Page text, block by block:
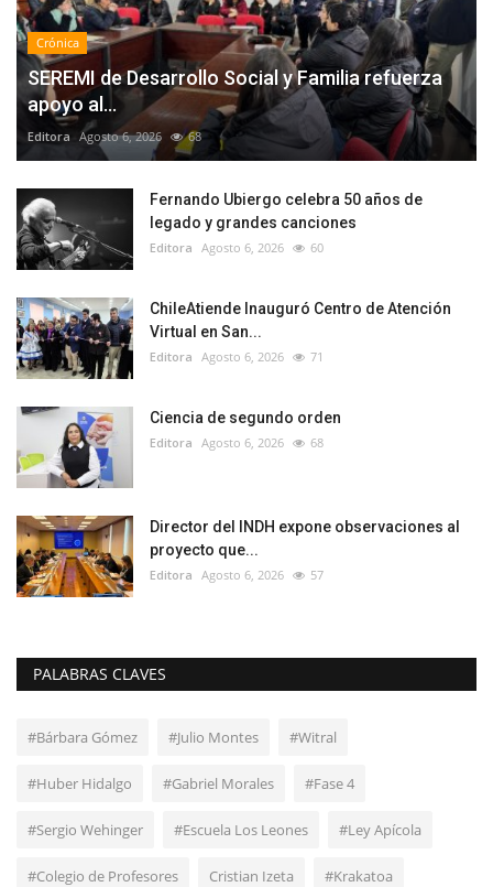
Crónica
SEREMI de Desarrollo Social y Familia refuerza
apoyo al...
Editora Agosto 6, 2026 68
Fernando Ubiergo celebra 50 años de
legado y grandes canciones
Editora Agosto 6, 2026 60
ChileAtiende Inauguró Centro de Atención
Virtual en San...
Editora Agosto 6, 2026 71
Ciencia de segundo orden
Editora Agosto 6, 2026 68
Director del INDH expone observaciones al
proyecto que...
Editora Agosto 6, 2026 57
PALABRAS CLAVES
#Bárbara Gómez #Julio Montes #Witral
#Huber Hidalgo #Gabriel Morales #Fase 4
#Sergio Wehinger #Escuela Los Leones #Ley Apícola
#Colegio de Profesores Cristian Izeta #Krakatoa